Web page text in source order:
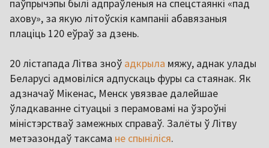
паўпрычэпы былі адпраўленыя на спецстаянкі «пад
ахову», за якую літоўскія кампаніі абавязаныя
плаціць 120 еўраў за дзень.
20 лістапада Літва зноў адкрыла мяжу, аднак улады
Беларусі адмовіліся адпускаць фуры са стаянак. Як
адзначаў Мікенас, Менск увязвае далейшае
ўладкаванне сітуацыі з перамовамі на ўзроўні
міністэрстваў замежных справаў. Залёты ў Літву
метэазондаў таксама не спыніліся.